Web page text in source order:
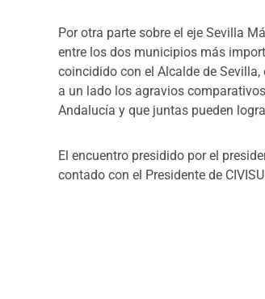
Por otra parte sobre el eje Sevilla
entre los dos municipios más
coincidido con el Alcalde de
a un lado los agravios
Andalucía y que juntas pueden
El encuentro presidido por el
contado con el Presidente de